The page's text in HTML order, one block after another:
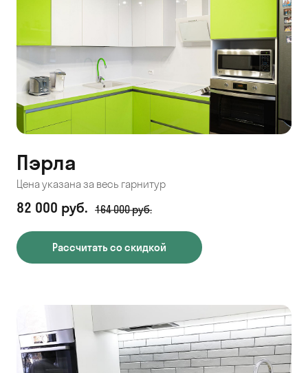
Пэрла
Цена указана за весь гарнитур
82 000 руб. 164 000 руб.
Рассчитать со скидкой